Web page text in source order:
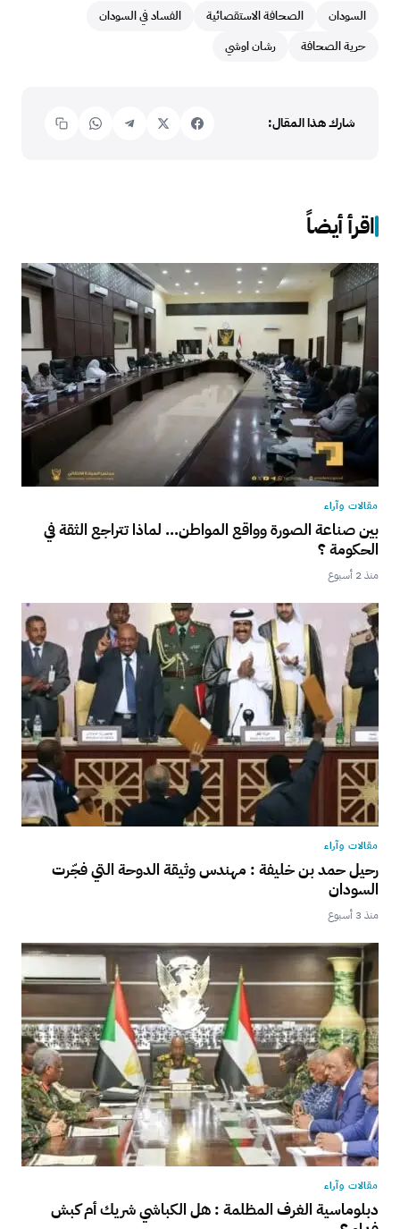
السودان الصحافة الاستقصائية
الفساد في السودان
حرية الصحافة
رشان اوشي
شارك هذا المقال:
اقرأ أيضاً
مقالات وآراء
بين صناعة الصورة وواقع المواطن… لماذا تتراجع الثقة في
الحكومة ؟
منذ 2 أسبوع
مقالات وآراء
رحيل حمد بن خليفة : مهندس وثيقة الدوحة التي فجّرت
السودان
منذ 3 أسبوع
مقالات وآراء
دبلوماسية الغرف المظلمة : هل الكباشي شريك أم كبش